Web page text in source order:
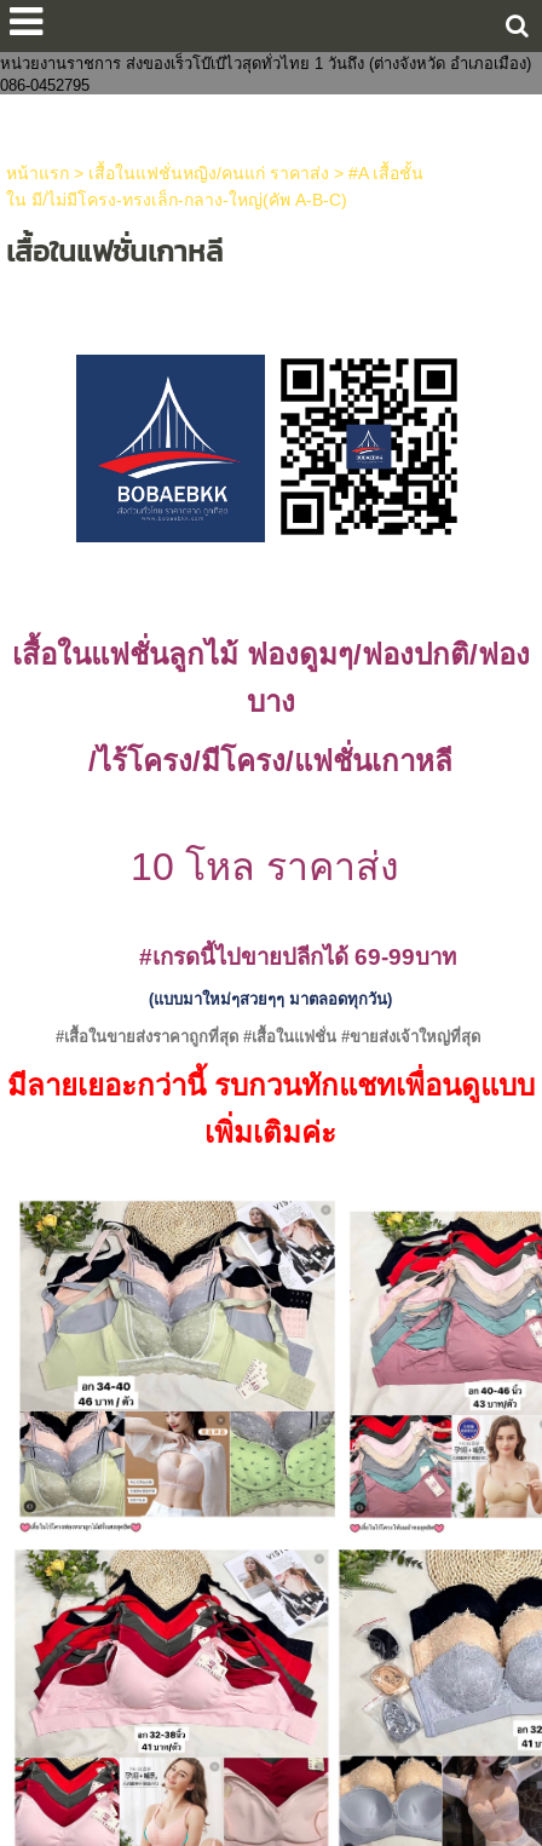
ขายส่งกางเกงในแฟชั่นงานจีนไทย 8 บาทราคาหน้าโรงงาน มีทั้งชายและหญิง
งานแฟชั่น ถูกกว่าโบ๊เบ๊ หาสินค้าจัดเซตบริจาค-งานบุญจัดส่งถึงที่ จัดหาสินค้าให้
หน่วยงานราชการ ส่งของเร็วโบ๊เบ๊ไวสุดทั่วไทย 1 วันถึง (ต่างจังหวัด อำเภอเมือง)
086-0452795
หน้าแรก> เสื้อในแฟชั่นหญิง/คนแก่ ราคาส่ง > #A เสื้อชั้น
ใน มี/ไม่มีโครง-ทรงเล็ก-กลาง-ใหญ่(คัพ A-B-C)
เสื้อในแฟชั่นเกาหลี
เสื้อในแฟชั่นลูกไม้ ฟองดูมๆ/ฟองปกติ/ฟอง
บาง
/ไร้โครง/มีโครง/แฟชั่นเกาหลี
10 โหล ราคาส่ง
#เกรดนี้ไปขายปลีกได้ 69-99บาท
(แบบมาใหม่ๆสวยๆๆ มาตลอดทุกวัน)
#เสื้อในขายส่งราคาถูกที่สุด #เสื้อในแฟชั่น #ขายส่งเจ้าใหญ่ที่สุด
มีลายเยอะกว่านี้ รบกวนทักแชทเพื่อนดูแบบ
เพิ่มเติมค่ะ